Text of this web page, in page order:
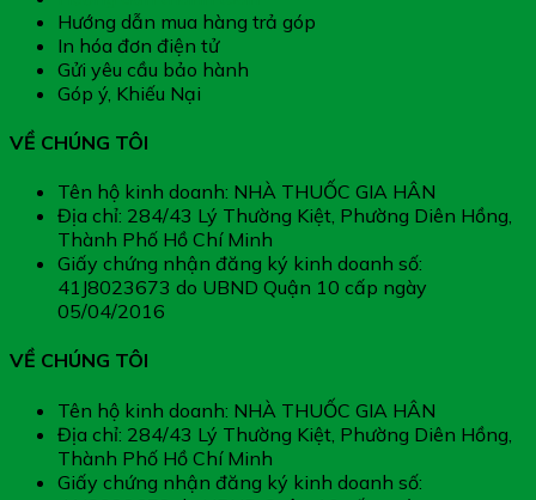
Hướng dẫn mua hàng trả góp
In hóa đơn điện tử
Gửi yêu cầu bảo hành
Góp ý, Khiếu Nại
VỀ CHÚNG TÔI
Tên hộ kinh doanh: NHÀ THUỐC GIA HÂN
Địa chỉ: 284/43 Lý Thường Kiệt, Phường Diên Hồng,
Thành Phố Hồ Chí Minh
Giấy chứng nhận đăng ký kinh doanh số:
41J8023673 do UBND Quận 10 cấp ngày
05/04/2016
VỀ CHÚNG TÔI
Tên hộ kinh doanh: NHÀ THUỐC GIA HÂN
Địa chỉ: 284/43 Lý Thường Kiệt, Phường Diên Hồng,
Thành Phố Hồ Chí Minh
Giấy chứng nhận đăng ký kinh doanh số: